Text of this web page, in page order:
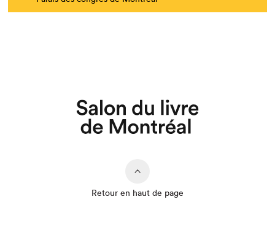
Que cherchez-vous?
Retour en haut de page